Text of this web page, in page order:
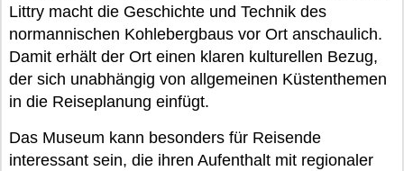
Littry macht die Geschichte und Technik des
normannischen Kohlebergbaus vor Ort anschaulich.
Damit erhält der Ort einen klaren kulturellen Bezug,
der sich unabhängig von allgemeinen Küstenthemen
in die Reiseplanung einfügt.
Das Museum kann besonders für Reisende
interessant sein, die ihren Aufenthalt mit regionaler